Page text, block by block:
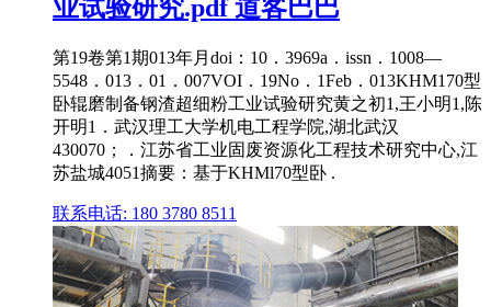
业试验研究.pdf 道客巴巴
第19卷第1期013年月doi：10．3969a．issn．1008—
5548．013．01．007VOI．19No．1Feb．013KHM170型
卧辊磨制备钢渣超细粉工业试验研究黄之初1,王小明1,陈
开明1．武汉理工大学机电工程学院,湖北武汉
430070；．江苏省工业固废资源化工程技术研究中心,江
苏盐城4051摘要：基于KHMl70型卧 .
联系电话: 180 3780 8511